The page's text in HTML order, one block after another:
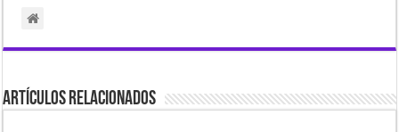
Artículos Relacionados